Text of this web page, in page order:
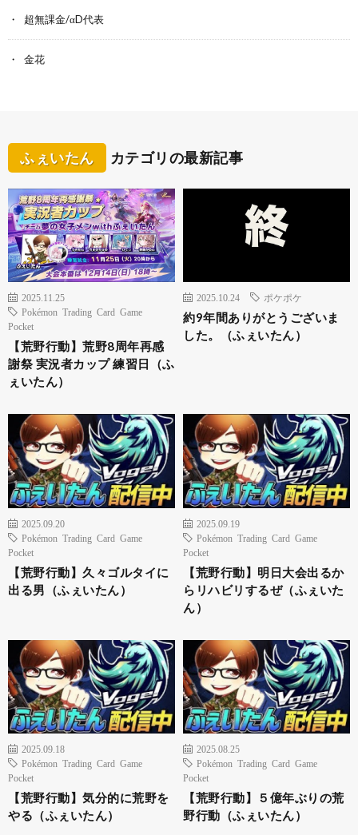
超無課金/αD代表
金花
ふぇいたん カテゴリの最新記事
2025.11.25
Pokémon Trading Card Game
Pocket
【荒野行動】荒野8周年再感
謝祭 実況者カップ 練習日（ふ
ぇいたん）
2025.10.24 ポケポケ
約9年間ありがとうございま
した。（ふぇいたん）
2025.09.20
Pokémon Trading Card Game
Pocket
【荒野行動】久々ゴルタイに
出る男（ふぇいたん）
2025.09.19
Pokémon Trading Card Game
Pocket
【荒野行動】明日大会出るか
らリハビリするぜ（ふぇいた
ん）
2025.09.18
Pokémon Trading Card Game
Pocket
【荒野行動】気分的に荒野を
やる（ふぇいたん）
2025.08.25
Pokémon Trading Card Game
Pocket
【荒野行動】５億年ぶりの荒
野行動（ふぇいたん）